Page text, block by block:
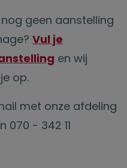
geen aanstelling
Vul je
en wij
op.
met onze afdeling
070 - 342 11